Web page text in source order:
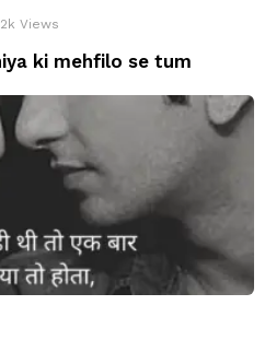
Views
ki mehfilo se tum